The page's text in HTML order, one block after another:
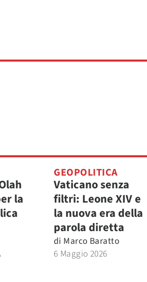
la
GEOPOLITICA
Vaticano senza
filtri: Leone XIV e
la nuova era della
parola diretta
di Marco Baratto
6 Maggio 2026